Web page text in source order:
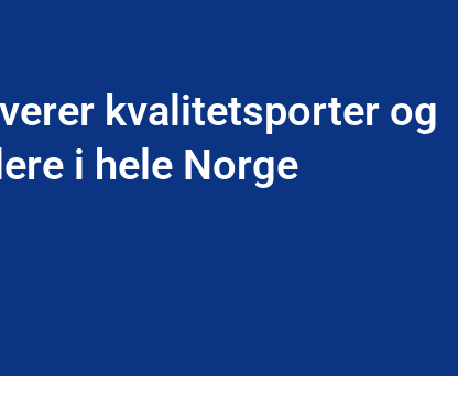
kvalitetsporter og
i hele Norge